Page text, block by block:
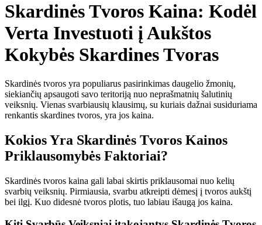
Skardinės Tvoros Kaina: Kodėl
Verta Investuoti į Aukštos
Kokybės Skardines Tvoras
Skardinės tvoros yra populiarus pasirinkimas daugelio žmonių,
siekiančių apsaugoti savo teritoriją nuo neprašmatnių šalutinių
veiksnių. Vienas svarbiausių klausimų, su kuriais dažnai susiduriama
renkantis skardines tvoros, yra jos kaina.
Kokios Yra Skardinės Tvoros Kainos
Priklausomybės Faktoriai?
Skardinės tvoros kaina gali labai skirtis priklausomai nuo kelių
svarbių veiksnių. Pirmiausia, svarbu atkreipti dėmesį į tvoros aukštį
bei ilgį. Kuo didesnė tvoros plotis, tuo labiau išaugą jos kaina.